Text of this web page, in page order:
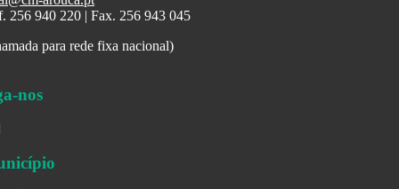
256 940 220 | Fax. 256 943 045
para rede fixa nacional)
nos